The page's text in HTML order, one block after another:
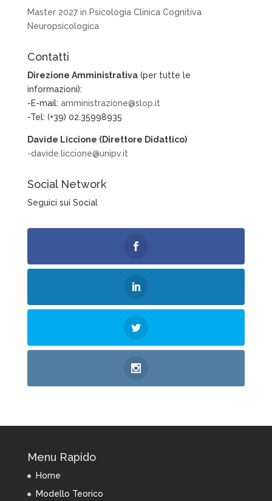
Master 2027 in Psicologia Clinica Cognitiva
Neuropsicologica
Contatti
Direzione Amministrativa(per tutte le
informazioni):
-E-mail: amministrazione@slop.it
-Tel: (+39) 02.35998935
Davide Liccione (Direttore Didattico)
-davide.liccione@unipv.it
Social Network
Seguici sui Social
Menu Rapido
Home
Modello Teorico